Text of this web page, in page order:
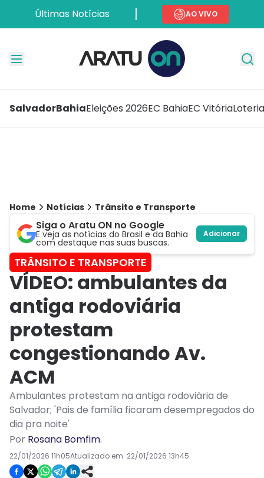
Últimas Notícias AO VIVO
SalvadorBahiaEleições 2026EC BahiaEC Vitória
Home Notícias Trânsito e Transporte
Siga o Aratu ON no Google
E veja as notícias do Brasil e da Bahia
com destaque nas suas buscas.
Adicionar
TRÂNSITO E TRANSPORTE
VÍDEO: ambulantes da
antiga rodoviária
protestam
congestionando Av.
ACM
Ambulantes protestam na antiga rodoviária de
Salvador; 'Pais de família ficaram desempregados do
dia pra noite'
Por Rosana Bomfim.
22/01/2026 11h05Atualizado em: 22/01/2026 13h45